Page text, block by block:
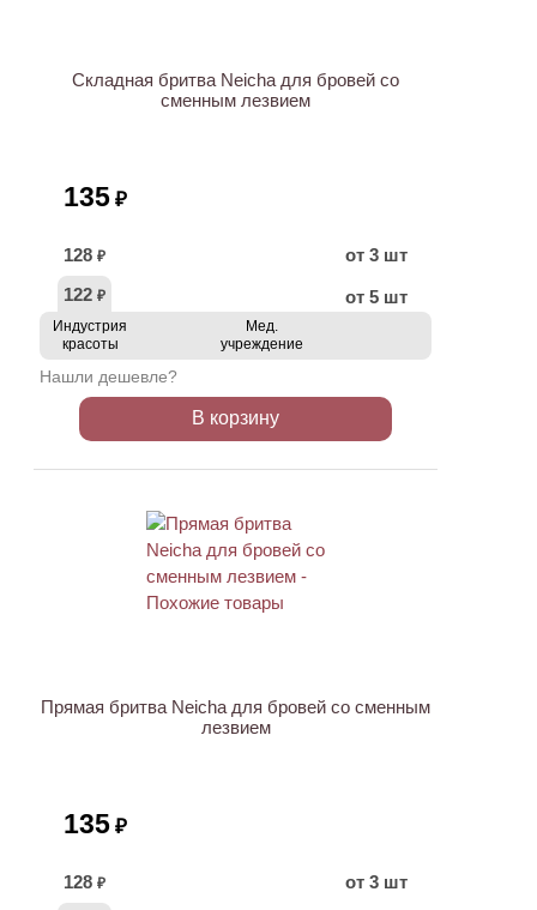
Складная бритва Neicha для бровей со
сменным лезвием
135 ₽
128 ₽
от 3 шт
122 ₽ от 5 шт
Индустрия
красоты
Мед.
учреждение
Нашли дешевле?
В корзину
Прямая бритва Neicha для бровей со сменным
лезвием
135 ₽
128 ₽
от 3 шт